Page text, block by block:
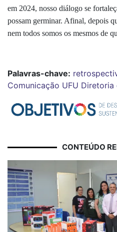
em 2024, nosso diálogo se
possam germinar. Afinal, depois
nem todos somos os mesmos de
Palavras-chave:
Comunicação UFU Diretoria
CONTEÚDO